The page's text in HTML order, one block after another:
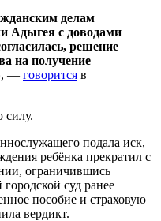
делам
Адыгея с доводами
решение
на получение
, — говорится в
силу.
подала иск,
ребёнка прекратил с
ограничившись
суд ранее
пособие и страховую
вердикт.